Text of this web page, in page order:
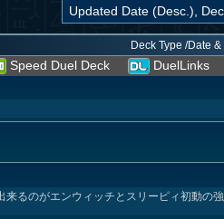
Deck Type /Date
Speed Duel Deck DuelLinks
るのがエンウィッチとスリーピィ初動の強